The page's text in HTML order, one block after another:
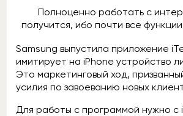
Полноценно работать с
получится, ибо почти все
Samsung выпустила приложение
имитирует на iPhone устройство
Это маркетинговый ход,
усилия по завоеванию новых
Для работы с программой нужно с